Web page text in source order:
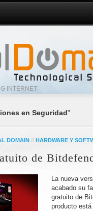
INTERNET
en Seguridad"
DOMAIN // HARDWARE Y
de
La nueva
acabado su
gratuito de
producto